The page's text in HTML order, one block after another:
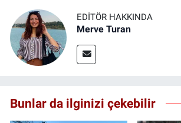
EDITÖR HAKKINDA
Merve Turan
Bunlar da ilginizi çekebilir